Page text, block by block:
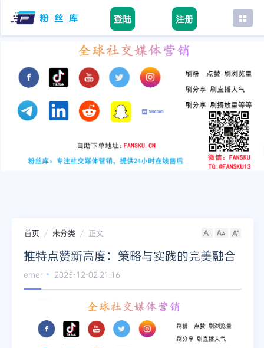
登陆 注册
首页
tiktok
youtube
instagram
首页 未分类 正文
推特点赞新高度：策略与实践的完美融合
emer 2025-12-02 21:16